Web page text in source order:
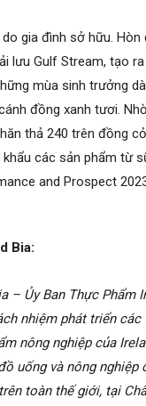
gia đình sở hữu.
lưu Gulf Stream, tạo
mùa sinh trưởng
đồng xanh tươi.
thả 240 trên đồng
khẩu các sản phẩm từ
and Prospect
Bia:
– Ủy Ban Thực Phẩm
nhiệm phát triển
nông nghiệp của
uống và nông
toàn thế giới, tại